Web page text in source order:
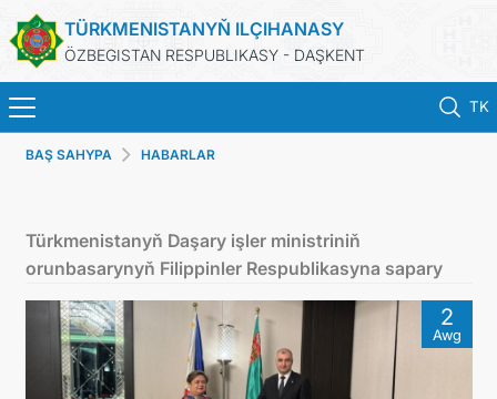
TÜRKMENISTANYŇ ILÇIHANASY
ÖZBEGISTAN RESPUBLIKASY - DAŞKENT
TK
BAŞ SAHYPA
TÜRKMENISTAN
KONSULLYK HYZMATLARY
BAŞ SAHYPA HABARLAR
Türkmenistanyň Daşary işler ministriniň
orunbasarynyň Filippinler Respublikasyna sapary
2
Awg